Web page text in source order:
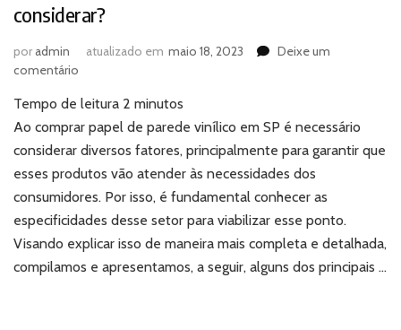
considerar?
poradmin atualizado em maio 18, 2023
Deixe um
comentário
papel
de
parede
em
SP:
o
que
considerar?
Tempo de leitura 2 minutos
Ao comprar papel de parede vinílico em SP é necessário
considerar diversos fatores, principalmente para garantir que
esses produtos vão atender às necessidades dos
consumidores. Por isso, é fundamental conhecer as
especificidades desse setor para viabilizar esse ponto.
Visando explicar isso de maneira mais completa e detalhada,
compilamos e apresentamos, a seguir, alguns dos principais …